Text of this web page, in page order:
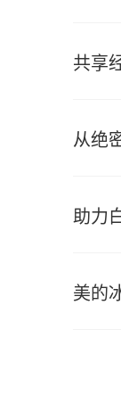
共享
从绝
助力
美的